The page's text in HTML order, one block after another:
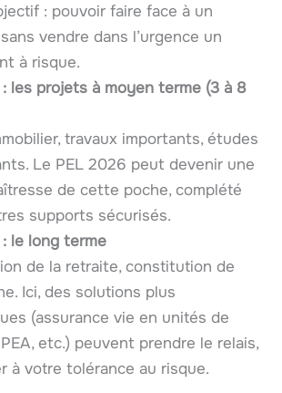
: pouvoir faire face à un
vendre dans l’urgence un
à risque.
les projets à moyen terme (3 à 8
travaux importants, études
Le PEL 2026 peut devenir une
de cette poche, complété
supports sécurisés.
le long terme
de la retraite, constitution de
Ici, des solutions plus
(assurance vie en unités de
etc.) peuvent prendre le relais,
à votre tolérance au risque.